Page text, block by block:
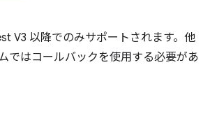
V3 以降でのみサポートされます。他
ではコールバックを使用する必要があ